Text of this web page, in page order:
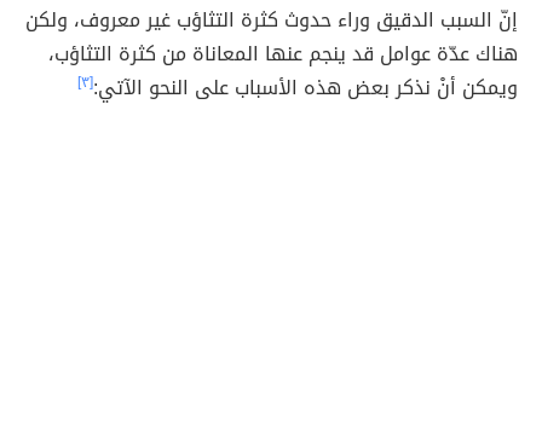
إنّ السبب الدقيق وراء حدوث كثرة التثاؤب غير معروف، ولكن
هناك عدّة عوامل قد ينجم عنها المعاناة من كثرة التثاؤب،
ويمكن أنْ نذكر بعض هذه الأسباب على النحو الآتي:[٣]